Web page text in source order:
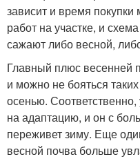
зависит и время
работ на участке, и
сажают либо весной,
Главный плюс весенней
и можно не бояться
осенью.
на адаптацию, и он с
переживет зиму. Еще
весной почва больше